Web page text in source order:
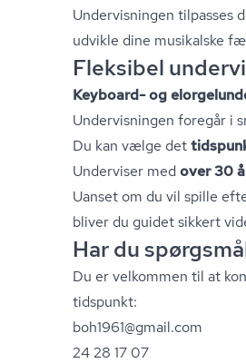
Undervisningen tilpasses
udvikle dine musikalske
Fleksibel
Keyboard- og
Undervisningen foregår i
Du kan vælge det
Underviser med over 30
Uanset om du vil spille
bliver du guidet sikkert
Har du
Du er velkommen til at
tidspunkt:
boh1961@gmail.com
24 28 17 07